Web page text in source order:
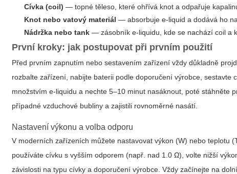
Cívka (coil) — topné těleso, které ohřívá knot a odpařuje
Knot nebo vatový materiál — absorbuje e-liquid a dodává ho
Nádržka nebo tank — zásobník e-liquidu, kde se nachází coil a
První kroky: jak postupovat při prvním použití
Před prvním zapnutím nebo sestavením zařízení vždy důkladně
rozbalte zařízení, nabijte baterii podle doporučení výrobce,
množstvím e-liquidu a nechte 5–10 minut nasáknout, poté stáhněte
případné vzduchové bubliny a zajistili rovnoměrné nasátí.
Nastavení výkonu a volba odporu
V moderních zařízeních můžete nastavovat výkon (W) nebo teplotu
používáte cívku s vyšším odporem (např. nad 1.0 Ω), volte nižší
závislosti na typu cívky a doporučení výrobce. Vždy začínejte na